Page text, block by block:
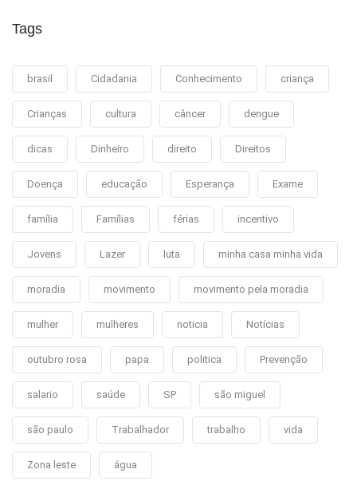
Tags
brasil Cidadania Conhecimento criança
Crianças cultura câncer dengue
dicas Dinheiro direito Direitos
Doença educação Esperança Exame
família Famílias férias incentivo
Jovens Lazer luta minha casa minha vida
moradia movimento movimento pela moradia
mulher mulheres noticia Notícias
outubro rosa papa politica Prevenção
salario saúde SP são miguel
são paulo Trabalhador trabalho vida
Zona leste água